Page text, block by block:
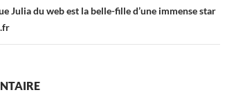
Julia du web est la belle-fille d’une immense star